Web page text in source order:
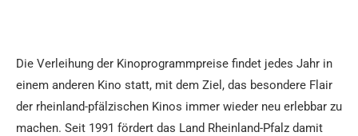
Die Verleihung der Kinoprogrammpreise findet jedes Jahr in
einem anderen Kino statt, mit dem Ziel, das besondere Flair
der rheinland-pfälzischen Kinos immer wieder neu erlebbar zu
machen. Seit 1991 fördert das Land Rheinland-Pfalz damit